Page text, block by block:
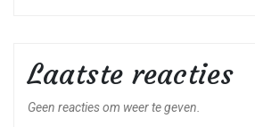
Laatste reacties
Geen reacties om weer te geven.